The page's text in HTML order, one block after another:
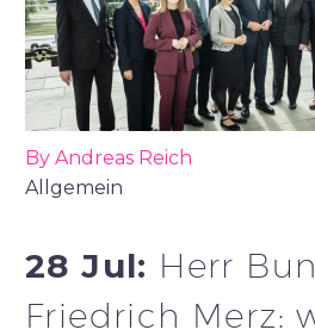
By Andreas Reich
Allgemein
28 Jul: Herr
Friedrich Merz: